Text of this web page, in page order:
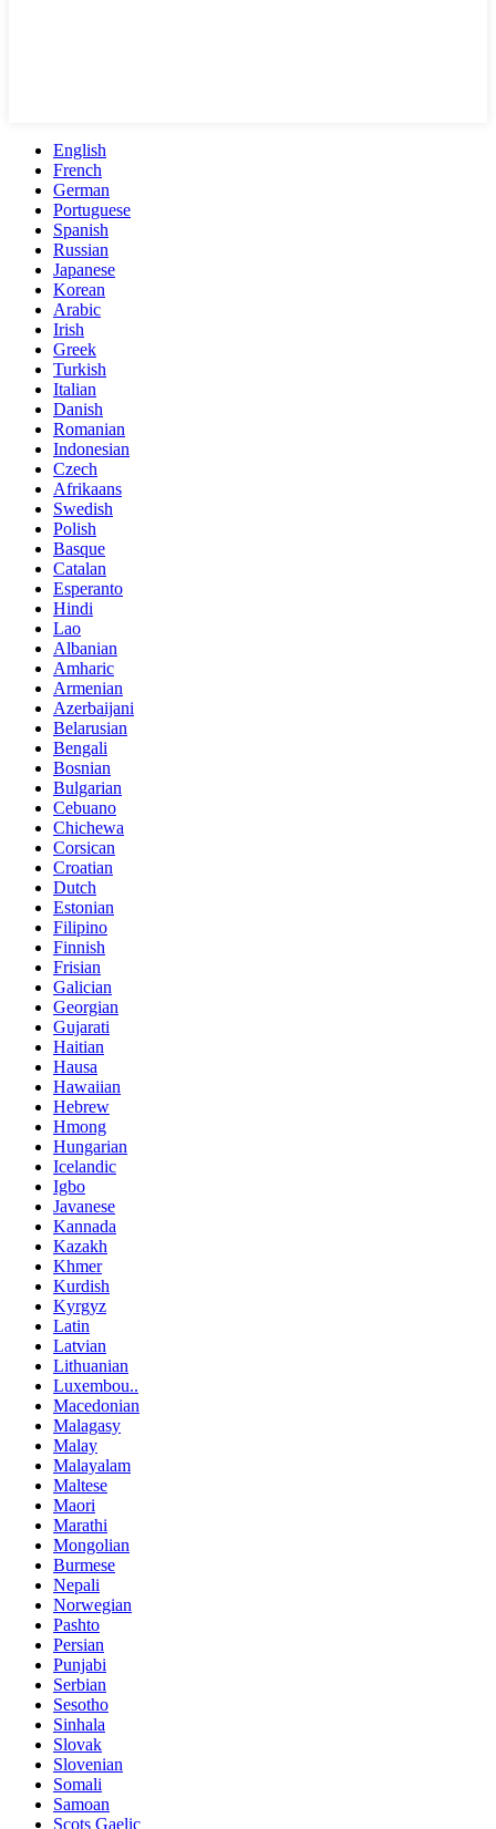
English
French
German
Portuguese
Spanish
Russian
Japanese
Korean
Arabic
Irish
Greek
Turkish
Italian
Danish
Romanian
Indonesian
Czech
Afrikaans
Swedish
Polish
Basque
Catalan
Esperanto
Hindi
Lao
Albanian
Amharic
Armenian
Azerbaijani
Belarusian
Bengali
Bosnian
Bulgarian
Cebuano
Chichewa
Corsican
Croatian
Dutch
Estonian
Filipino
Finnish
Frisian
Galician
Georgian
Gujarati
Haitian
Hausa
Hawaiian
Hebrew
Hmong
Hungarian
Icelandic
Igbo
Javanese
Kannada
Kazakh
Khmer
Kurdish
Kyrgyz
Latin
Latvian
Lithuanian
Luxembou..
Macedonian
Malagasy
Malay
Malayalam
Maltese
Maori
Marathi
Mongolian
Burmese
Nepali
Norwegian
Pashto
Persian
Punjabi
Serbian
Sesotho
Sinhala
Slovak
Slovenian
Somali
Samoan
Scots Gaelic